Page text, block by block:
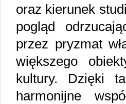
oraz kierunek
pogląd
przez pryzmat
większego
kultury. Dzięki
harmonijne